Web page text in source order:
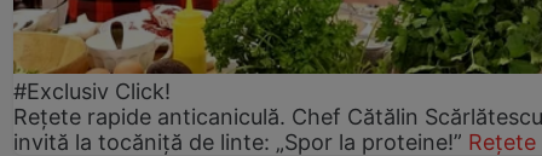
#Exclusiv Click!
Rețete rapide anticaniculă. Chef Cătălin
invită la tocăniță de linte: „Spor la proteine!” Rețete